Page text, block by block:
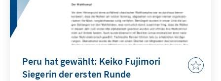
Peru hat gewählt: Keiko Fujimori
Siegerin der ersten Runde